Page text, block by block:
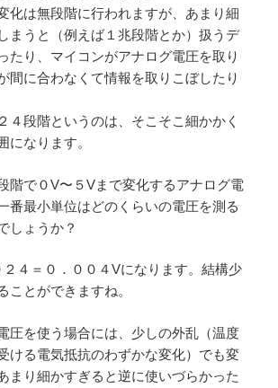
化は無段階に行われますが、あまり細
まうと（例えば１兆段階とか）扱うデ
たり、マイコンがアナログ電圧を取り
間に合わなくて情報を取りこぼしたり
４段階というのは、そこそこ細かかく
になります。
階で０V〜５Vまで変化するアナログ電
番最小単位はどのくらいの電圧を測る
しょうか？
４＝０．００４Vになります。結構少
ことができますね。
圧を使う場合には、少しの外乱（温度
ける電気抵抗のわずかな変化）でも変
まり細かすぎると逆に使いづらかった